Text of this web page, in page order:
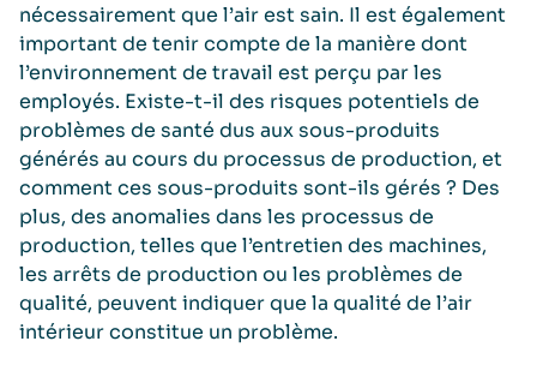
nécessairement que l’air est sain. Il est également
important de tenir compte de la manière dont
l’environnement de travail est perçu par les
employés. Existe-t-il des risques potentiels de
problèmes de santé dus aux sous-produits
générés au cours du processus de production, et
comment ces sous-produits sont-ils gérés ? Des
plus, des anomalies dans les processus de
production, telles que l’entretien des machines,
les arrêts de production ou les problèmes de
qualité, peuvent indiquer que la qualité de l’air
intérieur constitue un problème.